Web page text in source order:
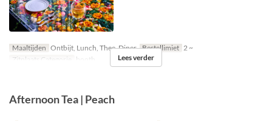
Maaltijden Ontbijt, Lunch, Thee, Diner Bestellimiet 2 ~
Zitplaats Categorie
booth Lees verder
Afternoon Tea | Peach